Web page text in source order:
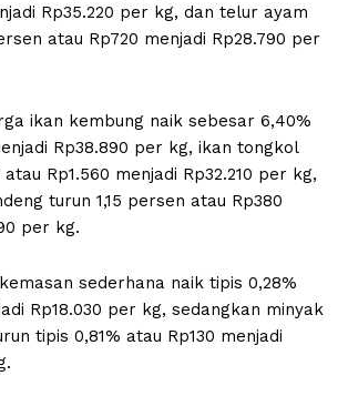
Rp35.220 per kg, dan telur ayam
atau Rp720 menjadi Rp28.790 per
ikan kembung naik sebesar 6,40%
Rp38.890 per kg, ikan tongkol
Rp1.560 menjadi Rp32.210 per kg,
turun 1,15 persen atau Rp380
per kg.
sederhana naik tipis 0,28%
Rp18.030 per kg, sedangkan minyak
tipis 0,81% atau Rp130 menjadi